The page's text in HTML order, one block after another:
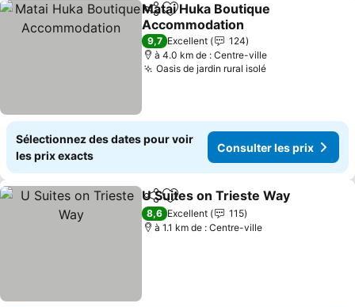
PartagerAjouter à mes favoris
Matai Huka Boutique
Accommodation
Consulter les prix
9,7 Excellent
124
à 4.0 km de : Centre-ville
Oasis de jardin rural isoléConsulter les
Sélectionnez des dates pour voir
les prix exacts
Consulter les prix
PartagerAjouter à mes favoris
U Suites on Trieste Way
8,6 Excellent
115
à 1.1 km de : Centre-ville